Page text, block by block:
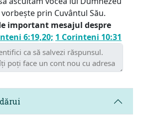
prin Cuvântul Său.
important mesajul despre
6:19,20; 1 Corinteni 10:31